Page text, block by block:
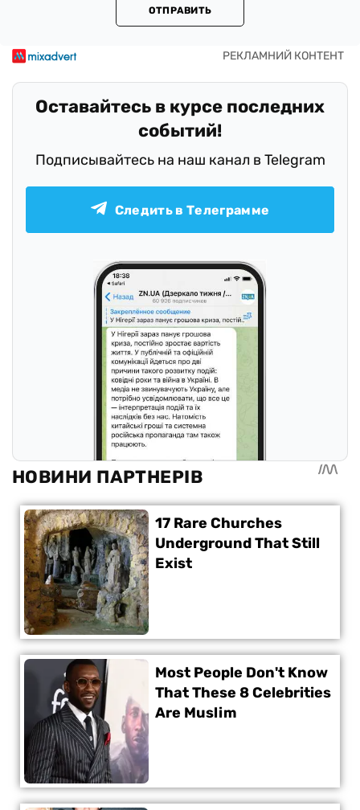
ОТПРАВИТЬ
Оставайтесь в курсе последних
событий!
Подписывайтесь на наш канал в Telegram
Следить в Телеграмме